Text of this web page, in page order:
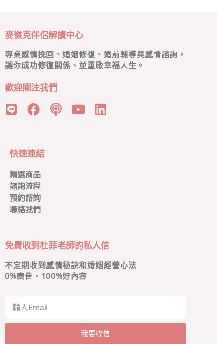
麥傑克伴侶解讀中心
專業感情挽回、婚姻修復、婚前輔導與感情諮詢，
讓你成功修復關係、並重啟幸福人生。
歡迎關注我們
快速連結
精選商品
諮詢流程
預約諮詢
聯絡我們
免費收到杜菲老師的私人信
不定期收到感情秘訣和婚姻經營心法
0%廣告，100%好內容
我要收信